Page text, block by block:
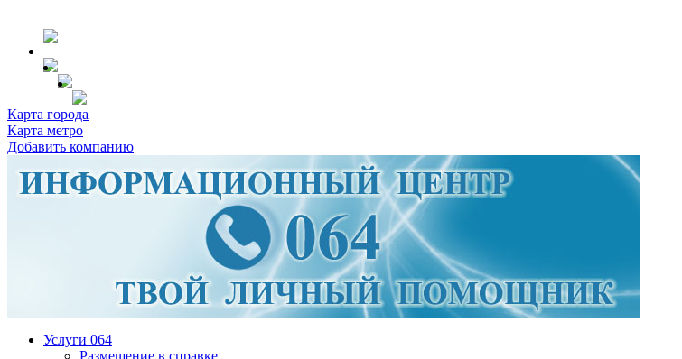
Карта города
Карта метро
Добавить компанию
Услуги 064
Размещение в справке